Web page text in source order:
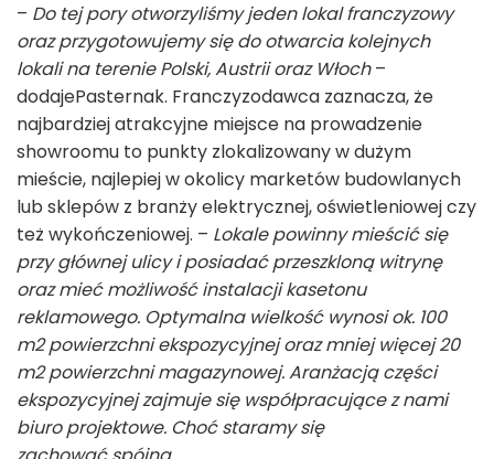
– Do tej pory otworzyliśmy jeden lokal franczyzowy
oraz przygotowujemy się do otwarcia kolejnych
lokali na terenie Polski, Austrii oraz Włoch–
dodajePasternak. Franczyzodawca zaznacza, że
najbardziej atrakcyjne miejsce na prowadzenie
showroomu to punkty zlokalizowany w dużym
mieście, najlepiej w okolicy marketów budowlanych
lub sklepów z branży elektrycznej, oświetleniowej czy
też wykończeniowej. – Lokale powinny mieścić się
przy głównej ulicy i posiadać przeszkloną witrynę
oraz mieć możliwość instalacji kasetonu
reklamowego. Optymalna wielkość wynosi ok. 100
m2powierzchni ekspozycyjnej oraz mniej więcej 20
m2powierzchni magazynowej. Aranżacją części
ekspozycyjnej zajmuje się współpracujące z nami
biuro projektowe. Choć staramy się